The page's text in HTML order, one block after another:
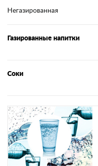
Негазированная
Газированные напитки
Соки